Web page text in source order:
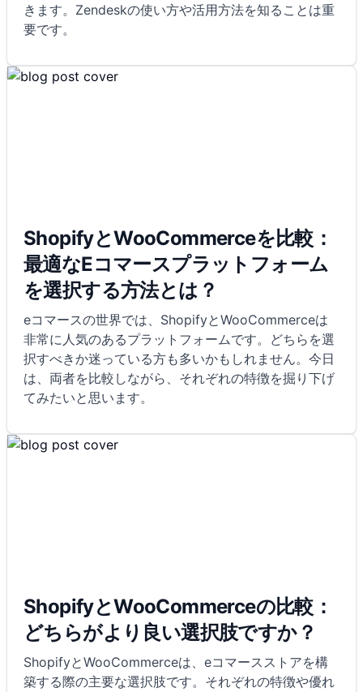
きます。Zendeskの使い方や活用方法を知ることは重
要です。
ShopifyとWooCommerceを比較：
最適なEコマースプラットフォーム
を選択する方法とは？
eコマースの世界では、ShopifyとWooCommerceは
非常に人気のあるプラットフォームです。どちらを選
択すべきか迷っている方も多いかもしれません。今日
は、両者を比較しながら、それぞれの特徴を掘り下げ
てみたいと思います。
ShopifyとWooCommerceの比較：
どちらがより良い選択肢ですか？
ShopifyとWooCommerceは、eコマースストアを構
築する際の主要な選択肢です。それぞれの特徴や優れ